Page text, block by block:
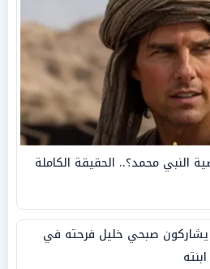
محمد؟.. الحقيقة الكاملة
يشاركون صبحي خليل فرحته في